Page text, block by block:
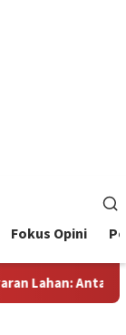
Fokus Opini
Bayang